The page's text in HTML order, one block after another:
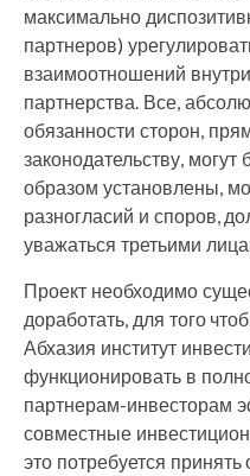
максимально
партнеров)
взаимоотношений
партнерства. Все,
обязанности сторон,
законодательству,
образом установлены,
разногласий и споров,
уважаться третьими
Проект необходимо
доработать, для того
Абхазия институт
функционировать в
партнерам-инвесторам
совместные
это потребуется